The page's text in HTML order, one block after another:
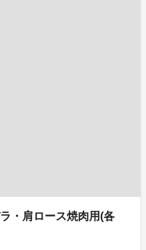
・肩ロース焼肉用(各